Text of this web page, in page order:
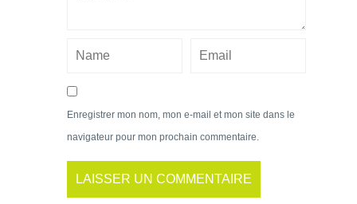
Enregistrer mon nom, mon e-mail et mon site dans le
navigateur pour mon prochain commentaire.